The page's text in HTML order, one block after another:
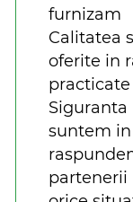
furnizam
Calitatea
oferite in
practicate
Siguranta
suntem
partenerii